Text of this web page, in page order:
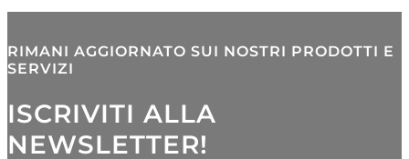
RIMANI AGGIORNATO SUI NOSTRI PRODOTTI E
SERVIZI
ISCRIVITI ALLA
NEWSLETTER!